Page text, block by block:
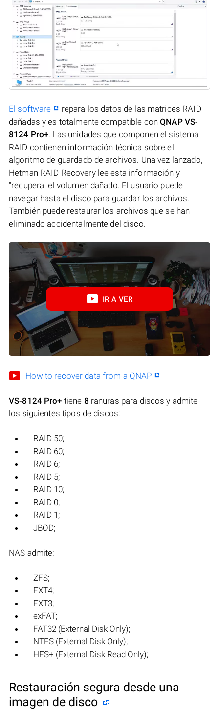
El software
repara los datos de las matrices RAID
dañadas y es totalmente compatible conQNAP VS-
8124 Pro+. Las unidades que componen el sistema
RAID contienen información técnica sobre el
algoritmo de guardado de archivos. Una vez lanzado,
Hetman RAID Recovery lee esta información y
"recupera" el volumen dañado. El usuario puede
navegar hasta el disco para guardar los archivos.
También puede restaurar los archivos que se han
eliminado accidentalmente del disco.
IR A VER
How to recover data from a QNAP
VS-8124 Pro+ tiene 8 ranuras para discos y admite
los siguientes tipos de discos:
RAID 50;
RAID 60;
RAID 6;
RAID 5;
RAID 10;
RAID 0;
RAID 1;
JBOD;
NAS admite:
ZFS;
EXT4;
EXT3;
exFAT;
FAT32 (External Disk Only);
NTFS (External Disk Only);
HFS+ (External Disk Read Only);
Restauración segura desde una
imagen de disco